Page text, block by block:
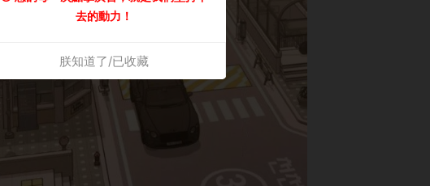
去的動力！
朕知道了/已收藏